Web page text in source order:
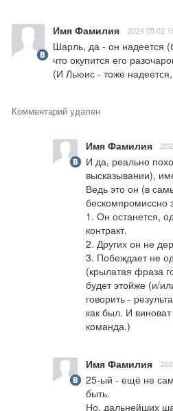
Имя Фамилия 2024.05.02
Шарль, да - он надеется
что окупится его
(И Льюис - тоже
Комментарий удален
Имя Фамилия
И да, реально
высказывании),
Ведь это он (в
бескомпромиссно
1. Он останется,
контракт.
2. Других он не
3. Побеждает не
(крылатая фраза
будет этойже (и/
говорить -
как был. И
команда.)
Имя Фамилия
25-ый - ещё не
быть.
Но, дальнейших